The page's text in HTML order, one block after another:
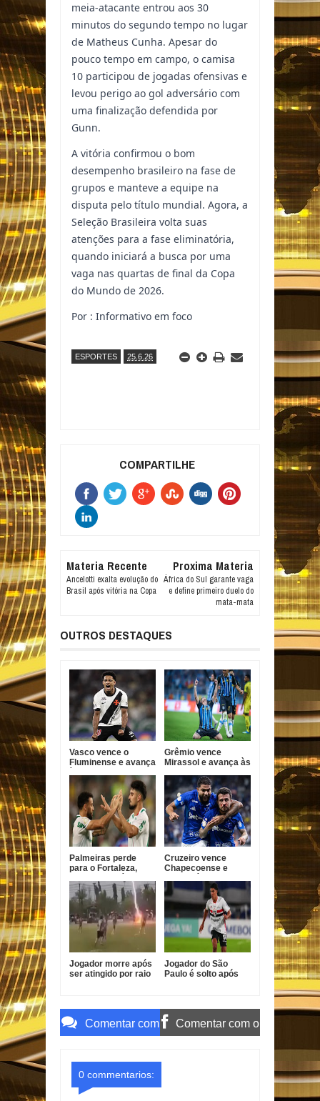
meia-atacante entrou aos 30
minutos do segundo tempo no lugar
de Matheus Cunha. Apesar do
pouco tempo em campo, o camisa
10 participou de jogadas ofensivas e
levou perigo ao gol adversário com
uma finalização defendida por
Gunn.
A vitória confirmou o bom
desempenho brasileiro na fase de
grupos e manteve a equipe na
disputa pelo título mundial. Agora, a
Seleção Brasileira volta suas
atenções para a fase eliminatória,
quando iniciará a busca por uma
vaga nas quartas de final da Copa
do Mundo de 2026.
Por : Informativo em foco
ESPORTES 25.6.26
COMPARTILHE
Materia Recente
Ancelotti exalta evolução do
Brasil após vitória na Copa
Proxima Materia
África do Sul garante vaga
e define primeiro duelo do
mata-mata
OUTROS DESTAQUES
Vasco vence o
Fluminense e avança
do Brasil
Grêmio vence
Mirassol e avança às
Brasil
Palmeiras perde
para o Fortaleza,
quartas da Copa do
Brasil
Cruzeiro vence
Chapecoense e
da Copa do Brasil
Jogador morre após
ser atingido por raio
Jogador do São
Paulo é solto após
Comentar com Comentar com o
0 commentarios: